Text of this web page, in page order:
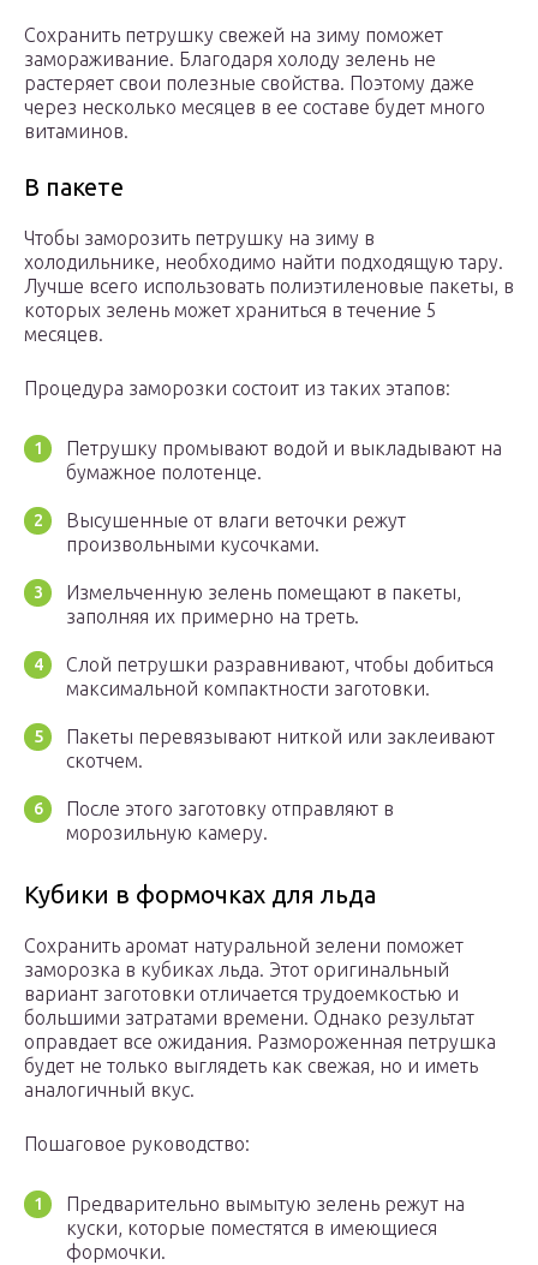
Сохранить петрушку свежей на зиму поможет
замораживание. Благодаря холоду зелень не
растеряет свои полезные свойства. Поэтому даже
через несколько месяцев в ее составе будет много
витаминов.
В пакете
Чтобы заморозить петрушку на зиму в
холодильнике, необходимо найти подходящую тару.
Лучше всего использовать полиэтиленовые пакеты, в
которых зелень может храниться в течение 5
месяцев.
Процедура заморозки состоит из таких этапов:
Петрушку промывают водой и выкладывают на
бумажное полотенце.
Высушенные от влаги веточки режут
произвольными кусочками.
Измельченную зелень помещают в пакеты,
заполняя их примерно на треть.
Слой петрушки разравнивают, чтобы добиться
максимальной компактности заготовки.
Пакеты перевязывают ниткой или заклеивают
скотчем.
После этого заготовку отправляют в
морозильную камеру.
Кубики в формочках для льда
Сохранить аромат натуральной зелени поможет
заморозка в кубиках льда. Этот оригинальный
вариант заготовки отличается трудоемкостью и
большими затратами времени. Однако результат
оправдает все ожидания. Размороженная петрушка
будет не только выглядеть как свежая, но и иметь
аналогичный вкус.
Пошаговое руководство:
Предварительно вымытую зелень режут на
куски, которые поместятся в имеющиеся
формочки.